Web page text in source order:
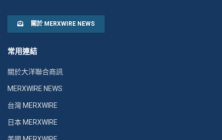
關於 MERXWIRE NEWS
常用連結
關於大洋聯合商訊
MERXWIRE NEWS
台灣 MERXWIRE
日本 MERXWIRE